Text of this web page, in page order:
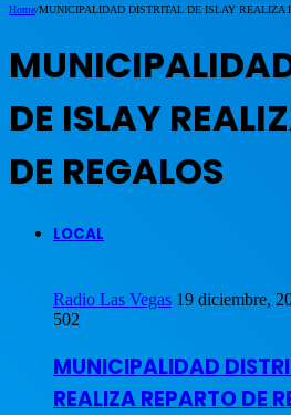
Home/MUNICIPALIDAD DISTRITAL DE ISLAY REALIZA
DE ISLAY
DE REGALOS
LOCAL
Radio Las Vegas 19 diciembre,
502
MUNICIPALIDAD
REALIZA REPARTO DE